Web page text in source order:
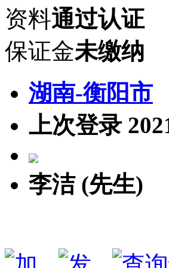
资料通过认证
保证金未缴纳
湖南-衡阳市
上次登录
李洁 (先生)